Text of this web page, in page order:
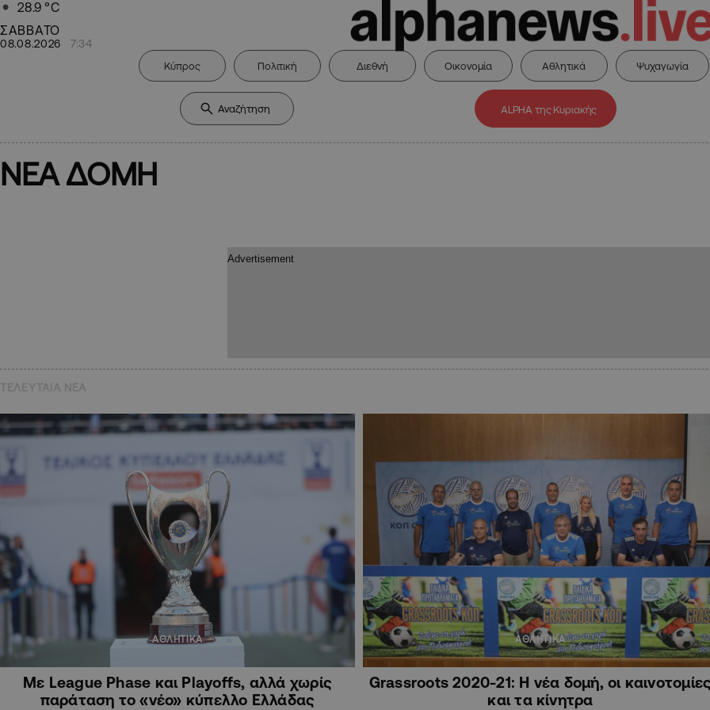
28.9 °C
ΣΑΒΒΑΤΟ
08.08.2026 7:34
Κύπρος Πολιτική Διεθνή Οικονομία Αθλητικά Ψυχαγωγία
ALPHA της Κυριακής
ΝΕΑ ΔΟΜΗ
ΑΘΛΗΤΙΚΑ
Με League Phase και Playoffs, αλλά χωρίς
παράταση το «νέο» κύπελλο Ελλάδας
ΑΘΛΗΤΙΚΑ
Grassroots 2020-21: Η νέα δομή, οι
και τα κίνητρα